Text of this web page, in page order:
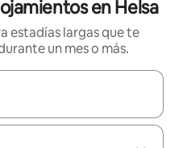
en Helsa
estadías largas que te
un mes o más.
navega con las